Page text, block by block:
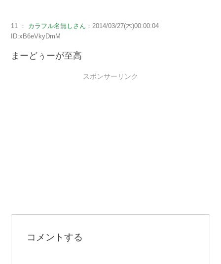
11 ： カラフル名無しさん ：2014/03/27(木)00:00:04
ID:xB6eVkyDmM
まーどぅーが至高
スポンサーリンク
コメントする